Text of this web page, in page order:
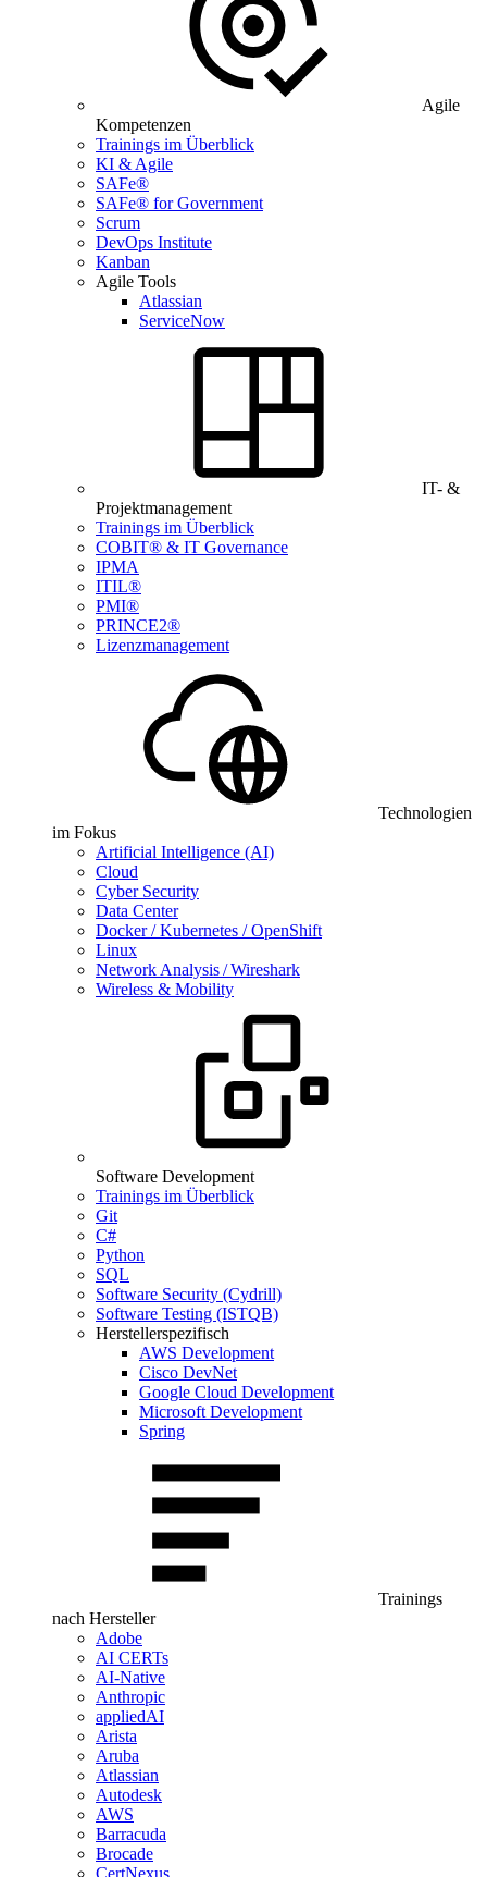
Agile
Kompetenzen
Trainings im Überblick
KI & Agile
SAFe®
SAFe® for Government
Scrum
DevOps Institute
Kanban
Agile Tools
Atlassian
ServiceNow
IT- &
Projektmanagement
Trainings im Überblick
COBIT® & IT Governance
IPMA
ITIL®
PMI®
PRINCE2®
Lizenzmanagement
Technologien
im Fokus
Artificial Intelligence (AI)
Cloud
Cyber Security
Data Center
Docker / Kubernetes / OpenShift
Linux
Network Analysis / Wireshark
Wireless & Mobility
Software Development
Trainings im Überblick
Git
C#
Python
SQL
Software Security (Cydrill)
Software Testing (ISTQB)
Herstellerspezifisch
AWS Development
Cisco DevNet
Google Cloud Development
Microsoft Development
Spring
Trainings
nach Hersteller
Adobe
AI CERTs
AI-Native
Anthropic
appliedAI
Arista
Aruba
Atlassian
Autodesk
AWS
Barracuda
Brocade
CertNexus